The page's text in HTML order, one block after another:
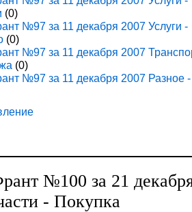
(0)
№97 за 11 декабря 2007 Услуги -
(0)
№97 за 11 декабря 2007
(0)
№97 за 11 декабря 2007 Разное -
№100 за 21
- Покупка